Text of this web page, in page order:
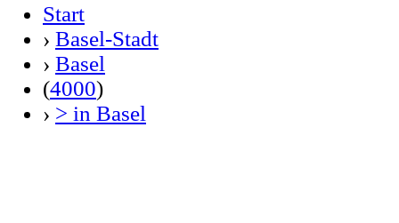
Start
› Basel-Stadt
› Basel
(4000)
› > in Basel